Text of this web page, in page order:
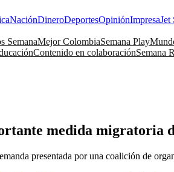
NaciónDineroDeportesOpiniónImpresaJet
SemanaMejor ColombiaSemana Play
Contenido en colaboraciónSemana
medida migratoria
presentada por una coalición de